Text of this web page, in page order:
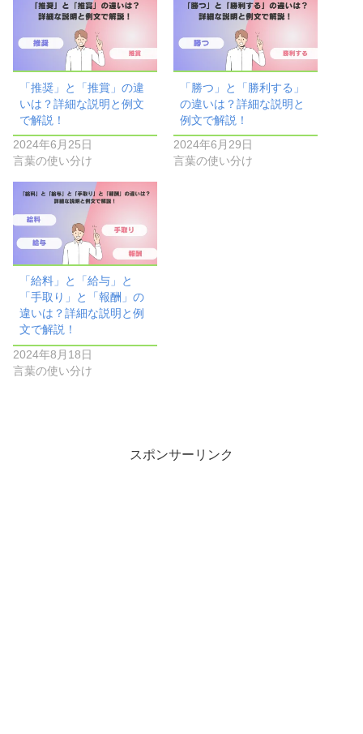
「推奨」と「推賞」の違
いは？詳細な説明と例文
で解説！
2024年6月25日
言葉の使い分け
「勝つ」と「勝利する」
の違いは？詳細な説明と
例文で解説！
2024年6月29日
言葉の使い分け
「給料」と「給与」と
「手取り」と「報酬」の
違いは？詳細な説明と例
文で解説！
2024年8月18日
言葉の使い分け
スポンサーリンク